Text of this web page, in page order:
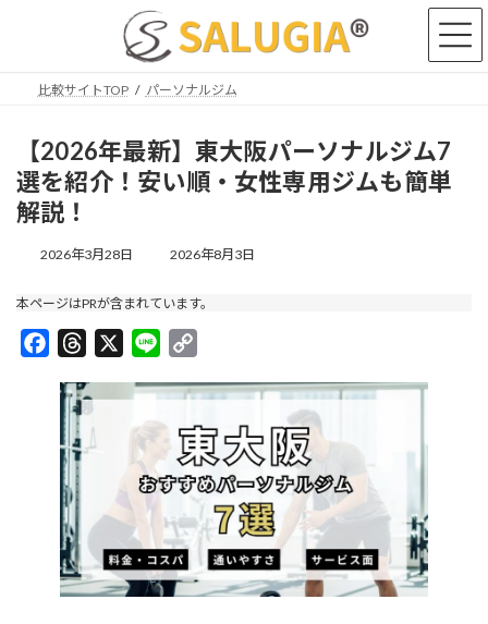
比較サイトTOP パーソナルジム
【2026年最新】東大阪パーソナルジム7
選を紹介！安い順・女性専用ジムも簡単
解説！
2026年3月28日
最
新
日
時
2026年8月3日
本ページはPRが含まれています。
r
e
a
n
e
p
y
L
i
n
k